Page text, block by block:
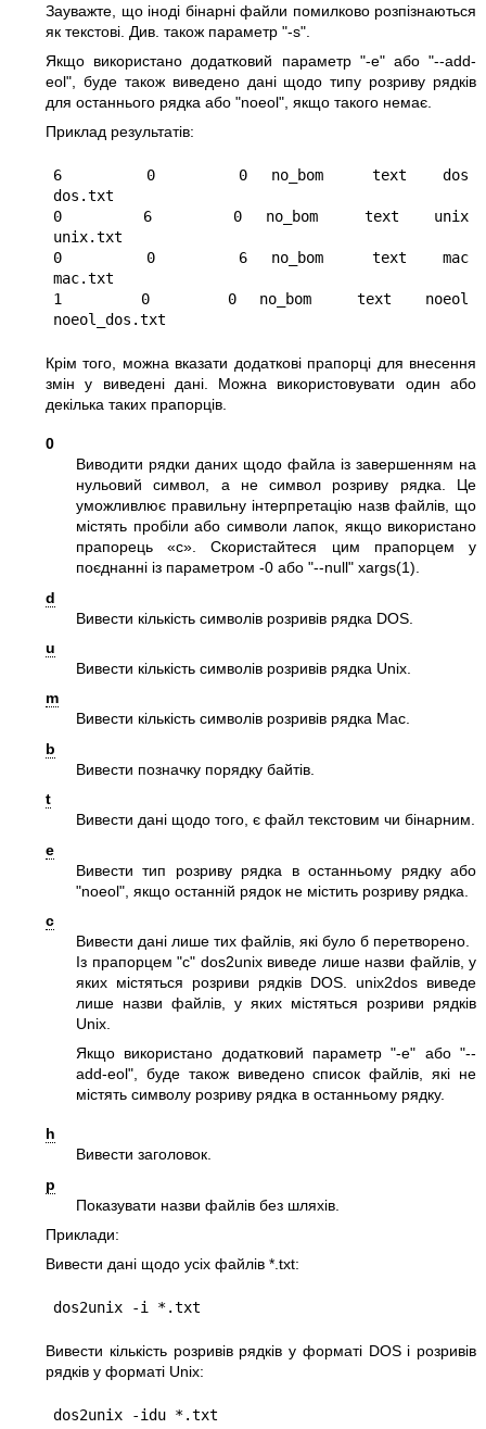
Зауважте, що іноді бінарні файли помилково розпізнаються
як текстові. Див. також параметр "-s"
Якщо використано додатковий параметр "-e"або"--add-
eol" , буде також виведено дані щодо типу розриву рядків
для останнього рядка або "noeol" , якщо такого немає.
Приклад результатів:
6       0       0  no_bom    text   dos
dos.txt
0       6       0  no_bom    text   unix
unix.txt
0       0       6  no_bom    text   mac
mac.txt
1       0       0  no_bom    text   noeol
Крім того, можна вказати додаткові прапорці для внесення
змін у виведені дані. Можна використовувати один або
декілька таких прапорців.
0
Виводити рядки даних щодо файла із завершенням на
нульовий символ, а не символ розриву рядка. Це
уможливлює правильну інтерпретацію назв файлів, що
містять пробіли або символи лапок, якщо використано
прапорець «c». Скористайтеся цим прапорцем у
поєднанні із параметром -0 або "--null" xargs(1).
d
Вивести кількість символів розривів рядка DOS.
u
Вивести кількість символів розривів рядка Unix.
m
Вивести кількість символів розривів рядка Mac.
b
Вивести позначку порядку байтів.
t
Вивести дані щодо того, є файл текстовим чи бінарним.
e
Вивести тип розриву рядка в останньому рядку або
"noeol" , якщо останній рядок не містить розриву рядка.
c
Вивести дані лише тих файлів, які було б перетворено.
Із прапорцем "c" dos2unix виведе лише назви файлів, у
яких містяться розриви рядків DOS. unix2dos виведе
лише назви файлів, у яких містяться розриви рядків
Unix.
Якщо використано додатковий параметр"-e" або"--
add-eol", буде також виведено список файлів, які не
містять символу розриву рядка в останньому рядку.
h
Вивести заголовок.
p
Показувати назви файлів без шляхів.
Приклади:
Вивести дані щодо усіх файлів *.txt:
dos2unix -i *.txt
Вивести кількість розривів рядків у форматі DOS і розривів
рядків у форматі Unix:
dos2unix -idu *.txt